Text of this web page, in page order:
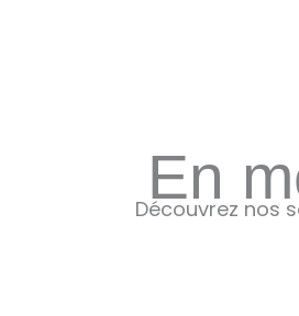
En
Découvrez nos